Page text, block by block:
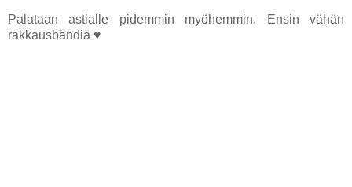
Palataan astialle pidemmin myöhemmin. Ensin vähän
rakkausbändiä ♥